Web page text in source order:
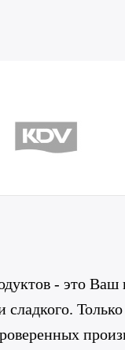
- это Ваш
сладкого.